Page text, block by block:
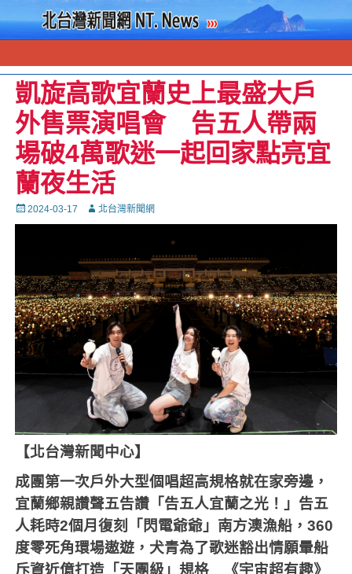
凱旋高歌宜蘭史上最盛大戶
外售票演唱會 告五人帶兩
場破4萬歌迷一起回家點亮宜
蘭夜生活
Posted
on
2024-03-17 Autor北台灣新聞網
【北台灣新聞中心】
成團第一次戶外大型個唱超高規格就在家旁邊，
宜蘭鄉親讚聲五告讚「告五人宜蘭之光！」告五
人耗時2個月復刻「閃電爺爺」南方澳漁船，360
度零死角環場遨遊，犬青為了歌迷豁出情願暈船
斥資近億打造「天團級」規格 《宇宙超有趣》